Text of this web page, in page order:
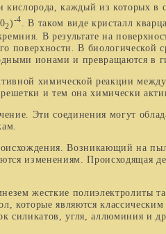
каждый из которых в
02)-4 .В таком виде кристалл
В результате на
поверхности. В биологической
ионами и превращаются в
химической реак­ции
решетки и тем она химически
Эти соединения могут
Возникающий на
изменениям. Происходящая
жесткие полиэлектро­литы
которые являются
силикатов, угля, аллюминия и